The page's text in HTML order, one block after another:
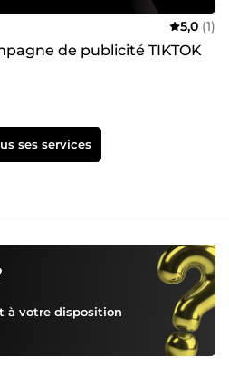
5,0 (1)
de publicité TIKTOK
ses services
à votre disposition